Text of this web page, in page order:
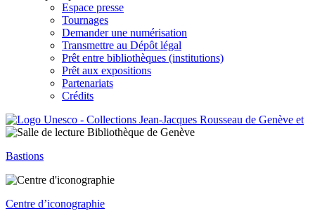
Espace presse
Tournages
Demander une numérisation
Transmettre au Dépôt légal
Prêt entre bibliothèques (institutions)
Prêt aux expositions
Partenariats
Crédits
Bastions
Centre d’iconographie